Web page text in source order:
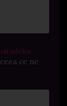
ce ne